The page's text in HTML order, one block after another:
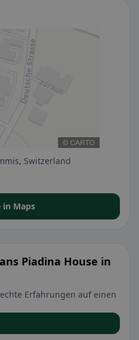
Switzerland
in Maps
Piadina House in
Erfahrungen auf einen